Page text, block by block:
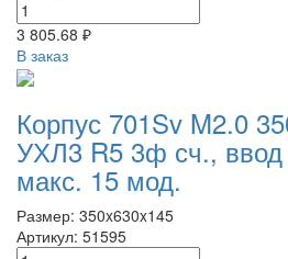
3 805.68 ₽
В заказ
Корпус 701Sv M2.0
УХЛ3 R5 3ф сч.,
макс. 15 мод.
Размер: 350x630x145
Артикул: 51595